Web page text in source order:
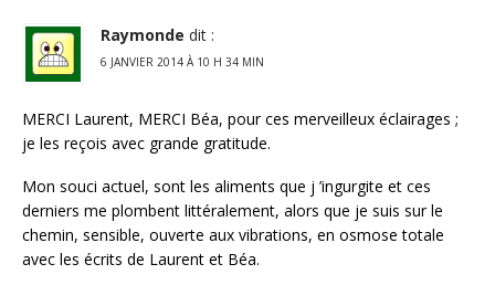
Raymonde dit :
6 JANVIER 2014 À 10 H 34 MIN
MERCI Laurent, MERCI Béa, pour ces merveilleux éclairages ;
je les reçois avec grande gratitude.
Mon souci actuel, sont les aliments que j ’ingurgite et ces
derniers me plombent littéralement, alors que je suis sur le
chemin, sensible, ouverte aux vibrations, en osmose totale
avec les écrits de Laurent et Béa.